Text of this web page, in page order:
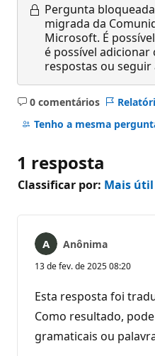
Pergunta
migrada da
Microsoft. É
é possível
respostas ou
0 comentários
Sem
comentários
Tenho a mesma
1 resposta
Classificar por: Mais útil
Anônima
13 de fev. de 2025 08:20
Esta resposta foi
Como resultado,
gramaticais ou